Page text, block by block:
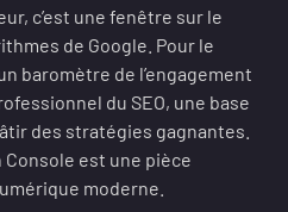
c’est une fenêtre sur le
de Google. Pour le
baromètre de l’engagement
du SEO, une base
des stratégies gagnantes.
Console est une pièce
moderne.